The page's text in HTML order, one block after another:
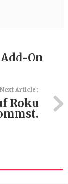
On
Next Article :
Roku